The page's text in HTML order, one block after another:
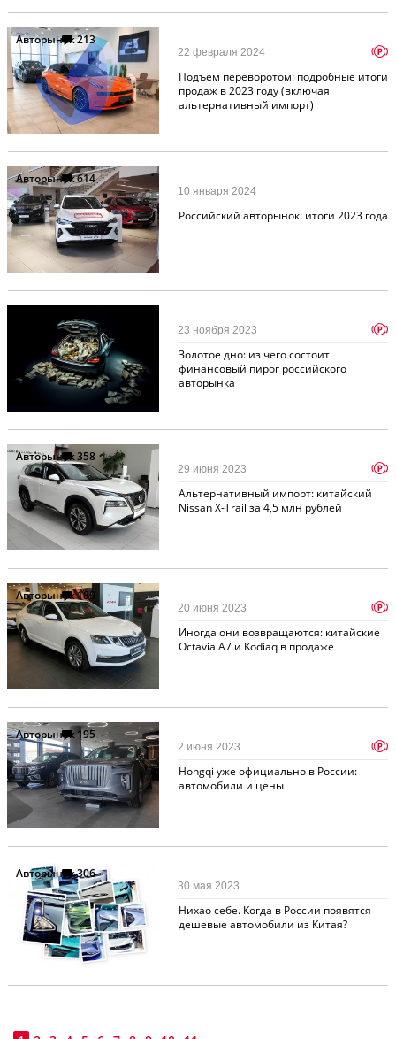
Авторынок213
Подъем переворотом: подробные итоги
продаж в 2023 году (включая
альтернативный импорт)
22 февраля 2024 p
Авторынок614
Российский авторынок: итоги 2023 года
10 января 2024
Авторынок576
Золотое дно: из чего состоит
финансовый пирог российского
авторынка
23 ноября 2023 p
Авторынок358
Альтернативный импорт: китайский
Nissan X-Trail за 4,5 млн рублей
29 июня 2023 p
Авторынок189
Иногда они возвращаются: китайские
Octavia A7 и Kodiaq в продаже
20 июня 2023 p
Авторынок195
Hongqi уже официально в России:
автомобили и цены
2 июня 2023 p
Авторынок306
Нихао себе. Когда в России появятся
дешевые автомобили из Китая?
30 мая 2023